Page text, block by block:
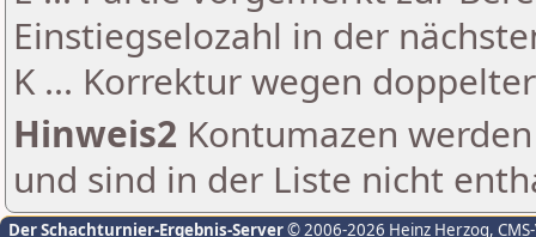
Einstiegselozahl in der
K ... Korrektur wegen
Hinweis2 Kontumazen
und sind in der Liste nicht
Der Schachturnier-Ergebnis-Server© 2006-2026 Heinz Herzog,